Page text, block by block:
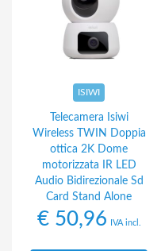
ISIWI
Telecamera Isiwi
Wireless TWIN Doppia
ottica 2K Dome
motorizzata IR LED
Audio Bidirezionale Sd
Card Stand Alone
€50,96 IVA incl.